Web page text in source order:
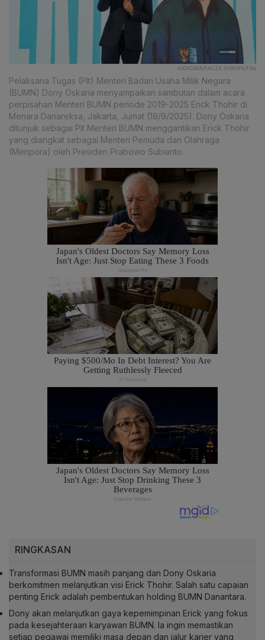
KATADATA/FAUZA SYAHPUTRA
Pelaksana Tugas (Plt) Menteri Badan Usaha Milik Negara
(BUMN) Dony Oskaria menyampaikan sambutan dalam acara
perpisahan Menteri BUMN periode 2019-2025 Erick Thohir di
Menara Danareksa, Jakarta, Jumat (19/9/2025). Dony Oskaria
ditunjuk sebagai Plt Menteri BUMN menggantikan Erick Thohir
yang diangkat sebagai Menteri Pemuda dan Olahraga
(Menpora) oleh Presiden Prabowo Subianto.
RINGKASAN
Transformasi BUMN masih panjang dan Dony Oskaria
berkomitmen melanjutkan visi Erick Thohir. Salah satu capaian
penting Erick adalah pembentukan holding BUMN Danantara.
Dony akan melanjutkan gaya kepemimpinan Erick yang fokus
pada kesejahteraan karyawan BUMN. Ia ingin memastikan
setiap pegawai memiliki masa depan dan jalur karier yang